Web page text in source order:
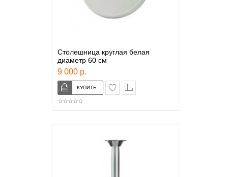
Столешница круглая белая
диаметр 60 см
9 000 р.
в закладки